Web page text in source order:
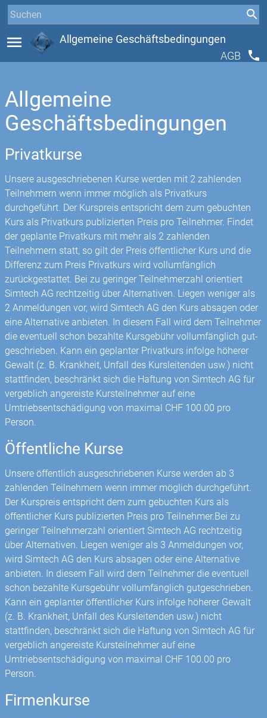
menu
Allgemeine Geschäftsbedingungen
AGB
phone
Allgemeine
Geschäftsbedingungen
Privatkurse
Unsere ausgeschriebenen Kurse werden mit 2 zahlenden
Teilnehmern wenn immer möglich als Privatkurs
durchgeführt. Der Kurspreis entspricht dem zum gebuchten
Kurs als Privatkurs publizierten Preis pro Teilnehmer. Findet
der geplante Privatkurs mit mehr als 2 zahlenden
Teilnehmern statt, so gilt der Preis öffentlicher Kurs und die
Differenz zum Preis Privatkurs wird vollumfänglich
zurückgestattet. Bei zu geringer Teilnehmerzahl orientiert
Simtech AG rechtzeitig über Alternativen. Liegen weniger als
2 Anmeldungen vor, wird Simtech AG den Kurs absagen oder
eine Alternative anbieten. In diesem Fall wird dem Teilnehmer
die eventuell schon bezahlte Kursgebühr vollumfänglich gut­
geschrieben. Kann ein geplanter Privatkurs infolge höherer
Gewalt (z. B. Krankheit, Unfall des Kursleitenden usw.) nicht
stattfinden, beschränkt sich die Haftung von Simtech AG für
vergeblich angereiste Kursteilnehmer auf eine
Umtriebsentschädigung von maximal CHF 100.00 pro
Person.
Öffentliche Kurse
Unsere öffentlich ausgeschriebenen Kurse werden ab 3
zahlenden Teilnehmern wenn immer möglich durchgeführt.
Der Kurspreis entspricht dem zum gebuchten Kurs als
öffentlicher Kurs publizierten Preis pro Teilnehmer.Bei zu
geringer Teilnehmerzahl orientiert Simtech AG rechtzeitig
über Alternativen. Liegen weniger als 3 Anmeldungen vor,
wird Simtech AG den Kurs absagen oder eine Alternative
anbieten. In diesem Fall wird dem Teilnehmer die eventuell
schon bezahlte Kursgebühr vollumfänglich gut­geschrieben.
Kann ein geplanter öffentlicher Kurs infolge höherer Gewalt
(z. B. Krankheit, Unfall des Kursleitenden usw.) nicht
stattfinden, beschränkt sich die Haftung von Simtech AG für
vergeblich angereiste Kursteilnehmer auf eine
Umtriebsentschädigung von maximal CHF 100.00 pro
Person.
Firmenkurse